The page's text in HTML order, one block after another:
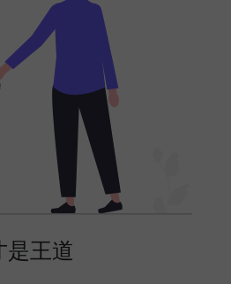
王道